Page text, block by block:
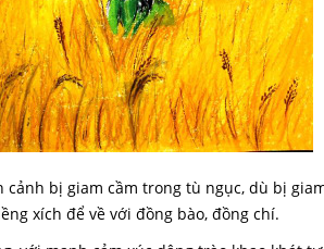
bị giam cầm trong tù ngục, dù bị
xích để về với đồng bào, đồng chí.